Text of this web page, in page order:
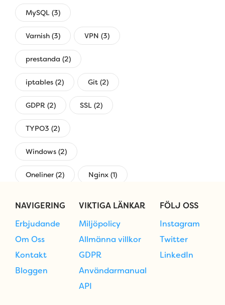
MySQL (3)
Varnish (3) VPN (3)
prestanda (2)
iptables (2) Git (2)
GDPR (2) SSL (2)
TYPO3 (2)
Windows (2)
Oneliner (2) Nginx (1)
NAVIGERING
Erbjudande
Om Oss
Kontakt
Bloggen
VIKTIGA LÄNKAR
Miljöpolicy
Allmänna villkor
GDPR
Användarmanual
API
FÖLJ OSS
Instagram
Twitter
LinkedIn